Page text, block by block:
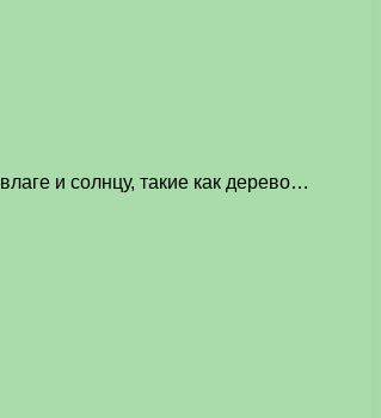
и солнцу, такие как дерево…